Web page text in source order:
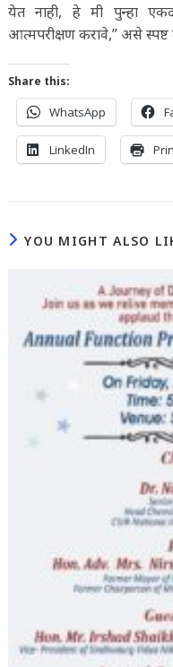
येत नाही, हे मी पुन्हा
आत्मपरीक्षण करावे,” असे
Share this:
WhatsApp
LinkedIn
YOU MIGHT ALSO